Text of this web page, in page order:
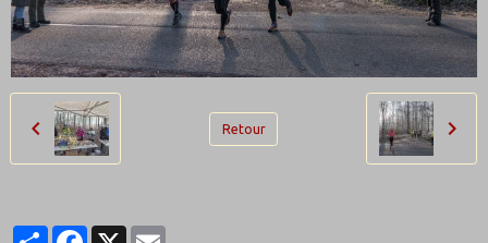
Retour
PartagerFacebook